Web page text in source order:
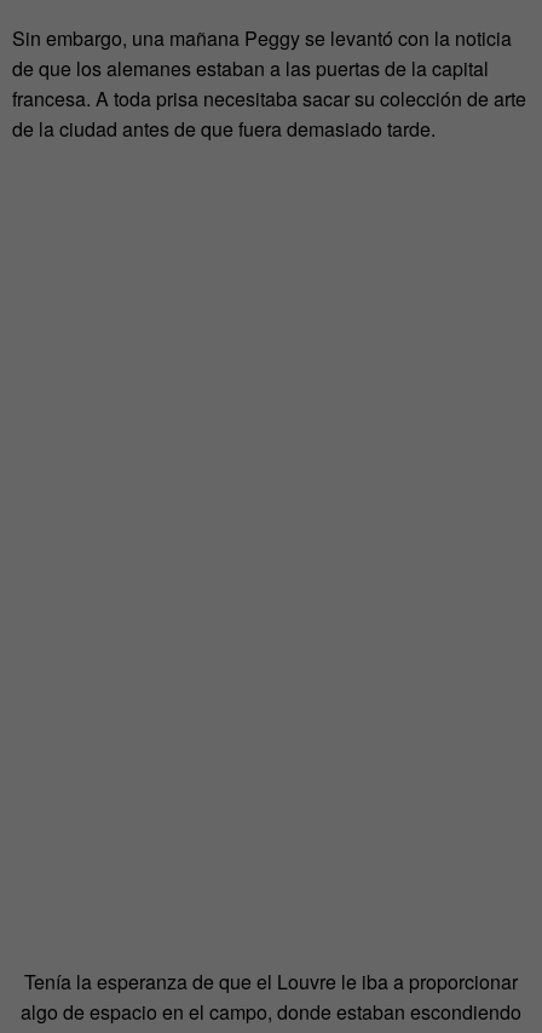
Sin embargo, una mañana Peggy se levantó con la noticia
de que los alemanes estaban a las puertas de la capital
francesa. A toda prisa necesitaba sacar su colección de arte
de la ciudad antes de que fuera demasiado tarde.
Tenía la esperanza de que el Louvre le iba a proporcionar
algo de espacio en el campo, donde estaban escondiendo